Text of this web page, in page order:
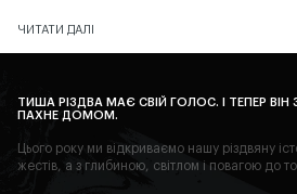
ЧИТАТИ ДАЛІ
ТИША РІЗДВА МАЄ СВІЙ ГОЛОС. І ТЕПЕР ВІН
ПАХНЕ ДОМОМ.
Цього року ми відкриваємо нашу різдвяну
жестів, а з глибиною, світлом і повагою до